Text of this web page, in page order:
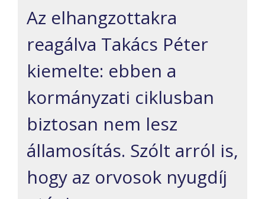
Az elhangzottakra
reagálva Takács Péter
kiemelte: ebben a
kormányzati ciklusban
biztosan nem lesz
államosítás. Szólt arról is,
hogy az orvosok nyugdíj